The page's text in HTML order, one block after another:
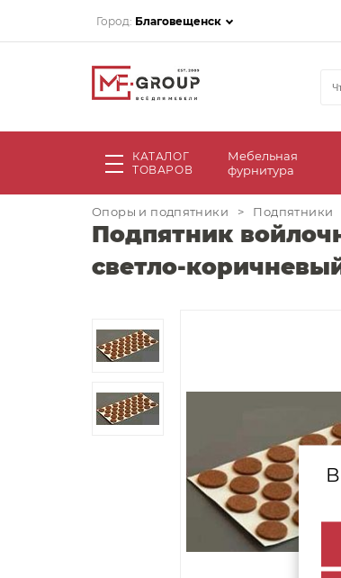
Город: Благовещенск
КАТАЛОГ
ТОВАРОВ
Мебельная
фурнитура
Опоры и подпятники > Подпятники
Подпятник
светло-